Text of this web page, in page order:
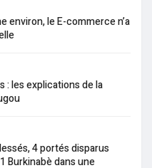
environ, le E-commerce n’a
: les explications de la
4 portés disparus
Burkinabè dans une